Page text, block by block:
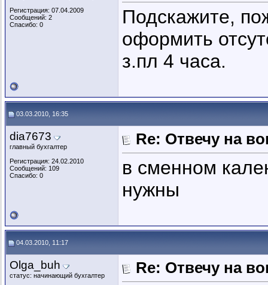
Регистрация: 07.04.2009
Сообщений: 2
Спасибо: 0
Подскажите,
оформить
з.пл 4 часа.
03.03.2010, 16:35
dia7673
главный бухгалтер
Регистрация: 24.02.2010
Сообщений: 109
Спасибо: 0
Re: Отвечу на
в сменном
нужны
04.03.2010, 11:17
Olga_buh
статус: начинающий бухгалтер
Re: Отвечу на